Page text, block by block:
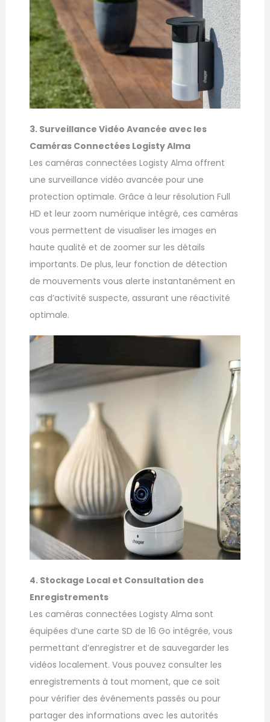
3. Surveillance Vidéo Avancée avec les
Caméras Connectées Logisty Alma
Les caméras connectées Logisty Alma offrent
une surveillance vidéo avancée pour une
protection optimale. Grâce à leur résolution Full
HD et leur zoom numérique intégré, ces caméras
vous permettent de visualiser les images en
haute qualité et de zoomer sur les détails
importants. De plus, leur fonction de détection
de mouvements vous alerte instantanément en
cas d’activité suspecte, assurant une réactivité
optimale.
4. Stockage Local et Consultation des
Enregistrements
Les caméras connectées Logisty Alma sont
équipées d’une carte SD de 16 Go intégrée, vous
permettant d’enregistrer et de sauvegarder les
vidéos localement. Vous pouvez consulter les
enregistrements à tout moment, que ce soit
pour vérifier des événements passés ou pour
partager des informations avec les autorités